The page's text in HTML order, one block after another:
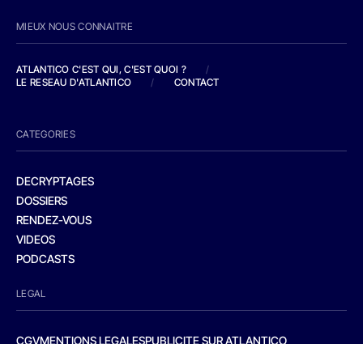
MIEUX NOUS CONNAITRE
ATLANTICO C'EST QUI, C'EST QUOI ?
/
LE RESEAU D'ATLANTICO
/ CONTACT
CATEGORIES
DECRYPTAGES
DOSSIERS
RENDEZ-VOUS
VIDEOS
PODCASTS
LEGAL
CGVMENTIONS LEGALESPUBLICITE SUR ATLANTICO